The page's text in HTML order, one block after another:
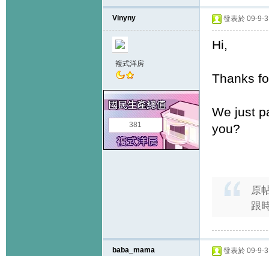
Vinyny
複式洋房
381
發表於 09-9-
Hi,
Thanks
We just
you?
原
跟
baba_mama 發表於 09-9-